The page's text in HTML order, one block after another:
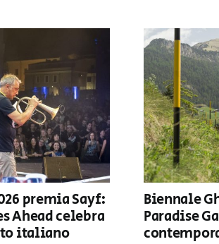
premia Sayf:
Ahead celebra
italiano
Biennale
Paradise